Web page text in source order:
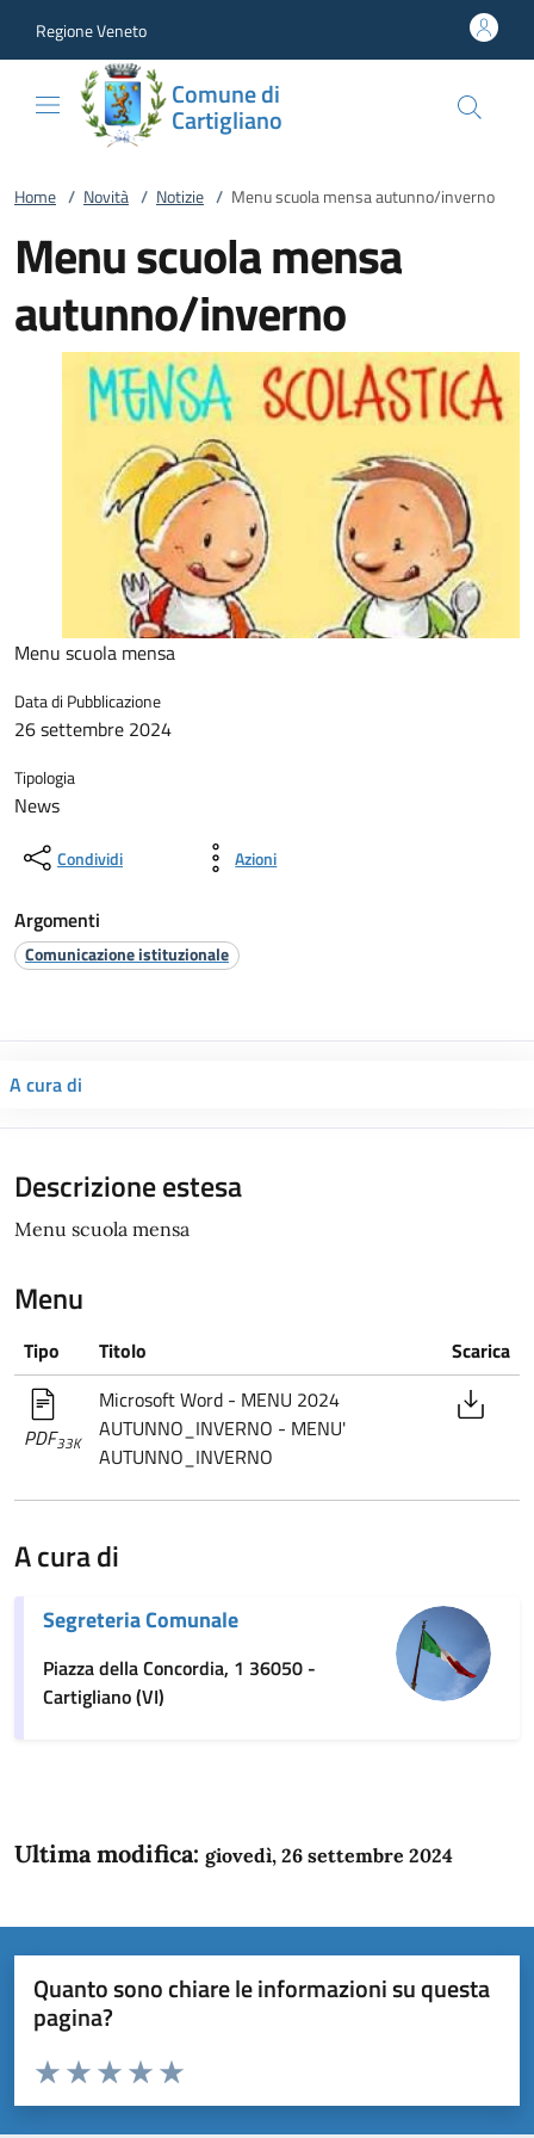
Regione Veneto
Comune di
Cartigliano
Home / Novità / Notizie / Menu scuola mensa autunno/inverno
Menu scuola mensa
autunno/inverno
Menu scuola mensa
Data di Pubblicazione
26 settembre 2024
Tipologia
News
Condividi Azioni
Argomenti
Comunicazione istituzionale
A cura di
Descrizione estesa
Menu scuola mensa
Menu
Tipo Titolo Scarica
PDF33K
Microsoft Word - MENU 2024
AUTUNNO_INVERNO - MENU'
AUTUNNO_INVERNO
A cura di
Segreteria Comunale
Piazza della Concordia, 1 36050 -
Cartigliano (VI)
Ultima modifica: giovedì, 26 settembre 2024
Quanto sono chiare le informazioni su questa
pagina?
Domanda
Valuta da 1 a 5 stelle la pagina
Valuta 5 stelle su 5
Valuta 4 stelle su 5
Valuta 3 stelle su 5
Valuta 2 stelle su 5
Valuta 1 stelle su 5